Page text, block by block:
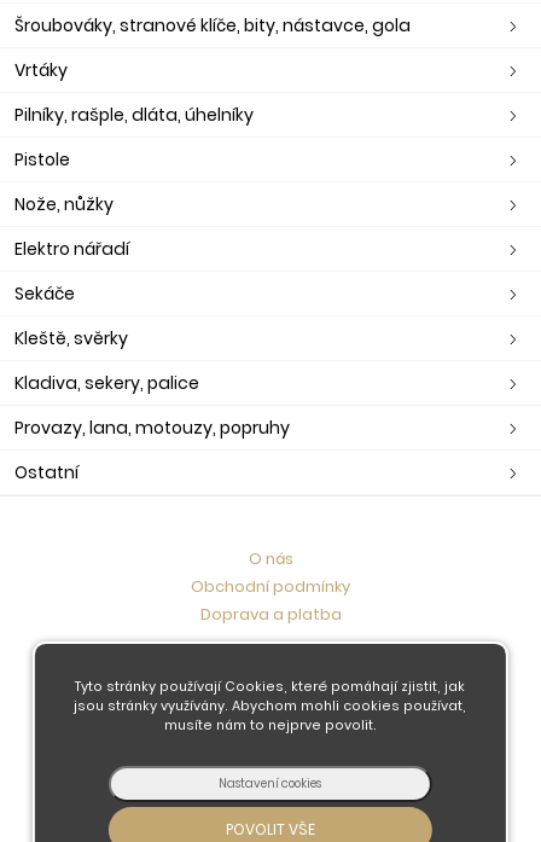
Šroubováky, stranové klíče, bity, nástavce, gola
Vrtáky
Pilníky, rašple, dláta, úhelníky
Pistole
Nože, nůžky
Elektro nářadí
Sekáče
Kleště, svěrky
Kladiva, sekery, palice
Provazy, lana, motouzy, popruhy
Ostatní
O nás
Obchodní podmínky
Doprava a platba
Kontaktujte nás
© 2026 - Developed by Insions.r.o. & Liberec
Tyto stránky používají Cookies, které pomáhají zjistit, jak
jsou stránky využívány. Abychom mohli cookies používat,
musíte nám to nejprve povolit.